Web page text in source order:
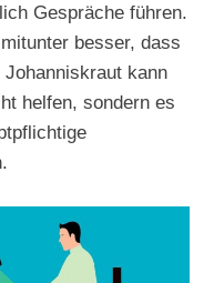
Gespräche führen.
besser, dass
Johanniskraut kann
helfen, sondern es